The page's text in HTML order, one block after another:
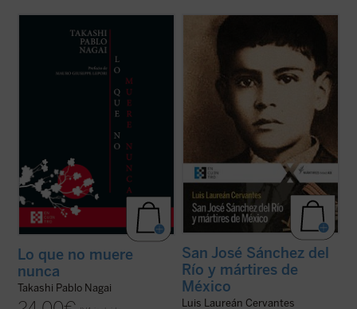
de Takashi Nagai, en la que el autor recorre
su vida, desde la infancia hasta el día de la
explosión de la bomba atómica, captando
los numerosos acontecimientos que se
Lo que no muere
nunca
Takashi Pablo Nagai
¿Qué pasó para que muchos católicos se
guerra de los cristeros? El autor de este
libro, natural del pueblo del joven mártir, no
sólo responde a estas preguntas con
documentos, sino que logra ... (ver ficha)
San José Sánchez del
Río y mártires de
México
Luis Laureán Cervantes